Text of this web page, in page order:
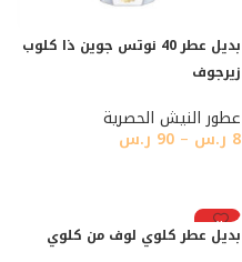
بديل عطر 40 نوتس جوين ذا كلوب
زيرجوف
عطور النيش الحصرية
8 ر.س –
90 ر.س
رائج
بديل عطر كلوي لوف من كلوي